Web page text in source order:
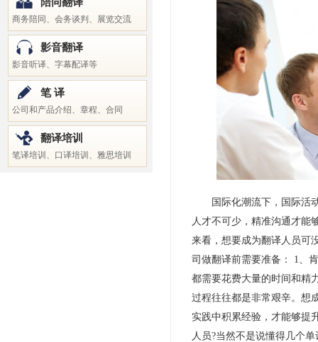
商务陪同、会务谈判、展览交流
影音翻译
影音听译、字幕配译等
笔 译
公司和产品介绍、章程、合同
翻译培训
笔译培训、口译培训、雅思培训
国际化潮流下，国际活动
人才不可少，精准沟通才能
来看，想要成为翻译人员可
司做翻译前需要准备： 1、
都需要花费大量的时间和精
过程往往都是非常艰辛。想
实践中积累经验，才能够提
人员?当然不是说懂得几个